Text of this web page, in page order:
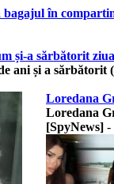
în
și-a sărbătorit
ani și a
Loredana
Loredana
[SpyNews] -